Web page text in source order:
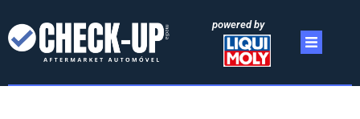
powered by